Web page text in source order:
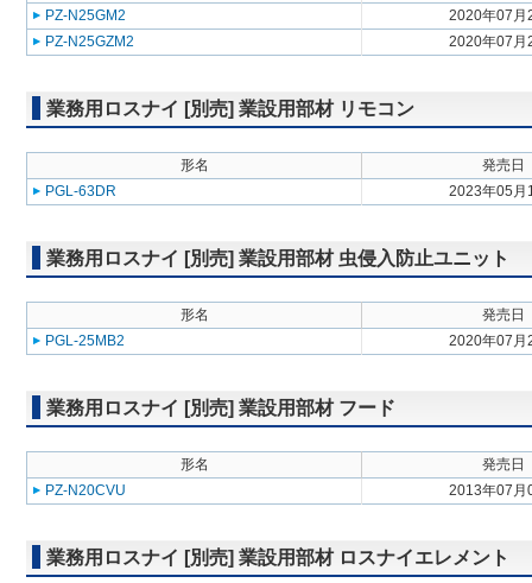
PZ-N25GM2
2020年07月
PZ-N25GZM2
2020年07月
業務用ロスナイ [別売] 業設用部材 リモコン
形名
発売日
PGL-63DR
2023年05月
業務用ロスナイ [別売] 業設用部材 虫侵入防止ユニット
形名
発売日
PGL-25MB2
2020年07月
業務用ロスナイ [別売] 業設用部材 フード
形名
発売日
PZ-N20CVU
2013年07月
業務用ロスナイ [別売] 業設用部材 ロスナイエレメント